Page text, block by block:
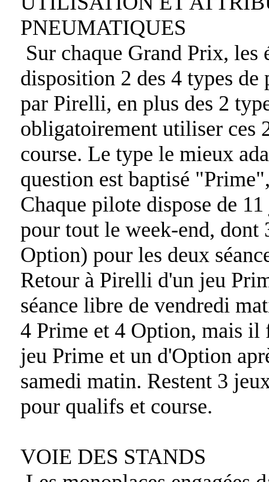
PNEUMATIQUES
Sur chaque Grand Prix, les
disposition 2 des 4 types
par Pirelli, en plus des 2
obligatoirement utiliser ces
course. Le type le mieux
question est baptisé
Chaque pilote dispose de
pour tout le week-end, dont
Option) pour les deux
Retour à Pirelli d'un jeu
séance libre de vendredi
4 Prime et 4 Option, mais il
jeu Prime et un d'Option
samedi matin. Restent 3
pour qualifs et course.
VOIE DES STANDS